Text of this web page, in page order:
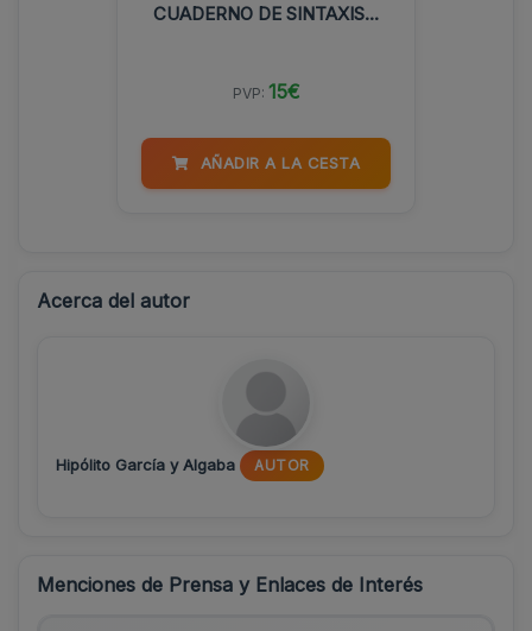
CUADERNO DE SINTAXIS...
PVP: 15€
AÑADIR A LA CESTA
Acerca del autor
Hipólito García y Algaba AUTOR
Menciones de Prensa y Enlaces de Interés